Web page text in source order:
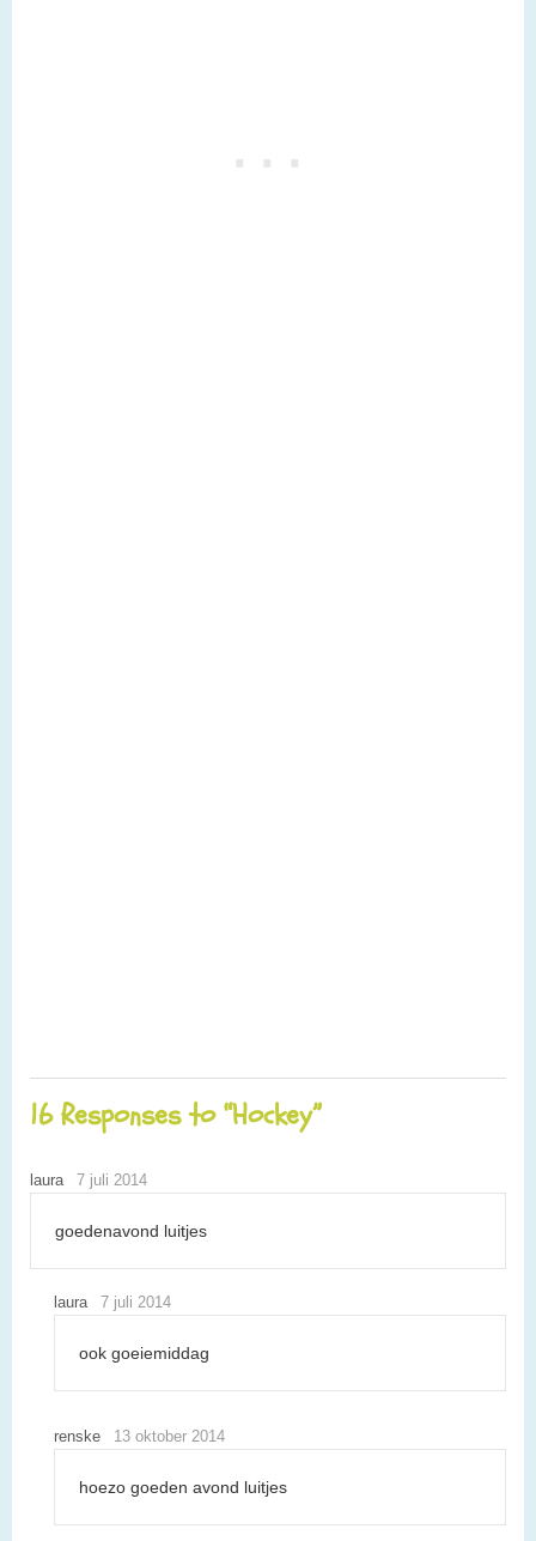
16 Responses to “Hockey”
laura 7 juli 2014
goedenavond luitjes
laura 7 juli 2014
ook goeiemiddag
renske 13 oktober 2014
hoezo goeden avond luitjes